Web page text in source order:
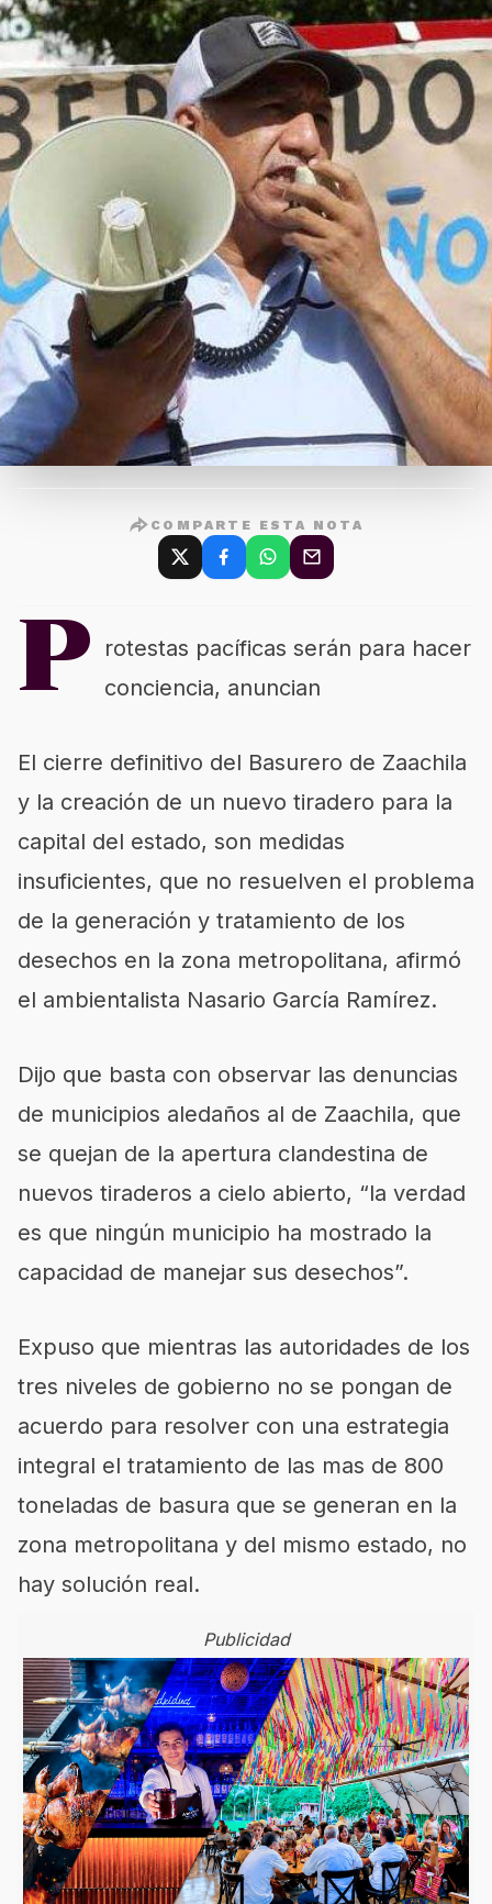
COMPARTE ESTA NOTA
P
rotestas pacíficas serán para hacer
conciencia, anuncian
El cierre definitivo del Basurero de Zaachila
y la creación de un nuevo tiradero para la
capital del estado, son medidas
insuficientes, que no resuelven el problema
de la generación y tratamiento de los
desechos en la zona metropolitana, afirmó
el ambientalista Nasario García Ramírez.
Dijo que basta con observar las denuncias
de municipios aledaños al de Zaachila, que
se quejan de la apertura clandestina de
nuevos tiraderos a cielo abierto, “la verdad
es que ningún municipio ha mostrado la
capacidad de manejar sus desechos”.
Expuso que mientras las autoridades de los
tres niveles de gobierno no se pongan de
acuerdo para resolver con una estrategia
integral el tratamiento de las mas de 800
toneladas de basura que se generan en la
zona metropolitana y del mismo estado, no
hay solución real.
Publicidad